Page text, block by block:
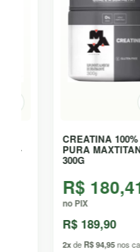
CREATINA 100%
PURA MAXTITANIUM -
R$ 180,41
no PIX
R$ 189,90
R$ 94,95nos cartoes